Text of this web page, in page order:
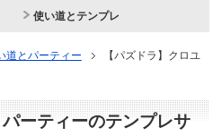
使い道とテンプレ
道とパーティー
【パズドラ】クロユ
ーティーのテンプレサ